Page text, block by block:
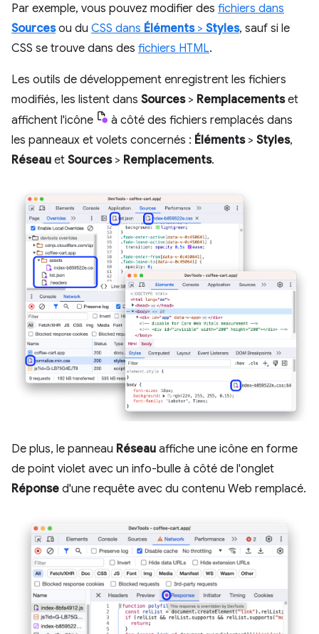
Par exemple, vous pouvez modifier des fichiers dans
Sourcesou du CSS dans Éléments> Styles, sauf si le
CSS se trouve dans des fichiers HTML.
Les outils de développement enregistrent les fichiers
modifiés, les listent dans Sources> Remplacementset
affichent l'icône
à côté des fichiers remplacés dans
les panneaux et volets concernés : Éléments> Styles,
Réseau et Sources> Remplacements.
De plus, le panneau Réseau affiche une icône en forme
de point violet avec un info-bulle à côté de l'onglet
Réponse d'une requête avec du contenu Web remplacé.